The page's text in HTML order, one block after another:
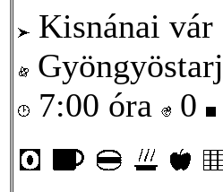
Kisnánai vár
7:00 óra
0